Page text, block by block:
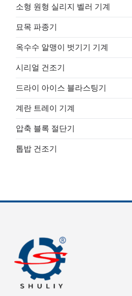
소형 원형 실리지 벨러 기계
묘목 파종기
옥수수 알맹이 벗기기 기계
시리얼 건조기
드라이 아이스 블라스팅기
계란 트레이 기계
압축 블록 절단기
톱밥 건조기